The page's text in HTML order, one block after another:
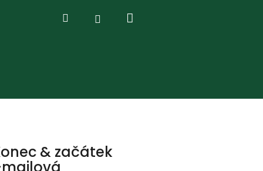
Hledat Přihlášení
& začátek
mailová